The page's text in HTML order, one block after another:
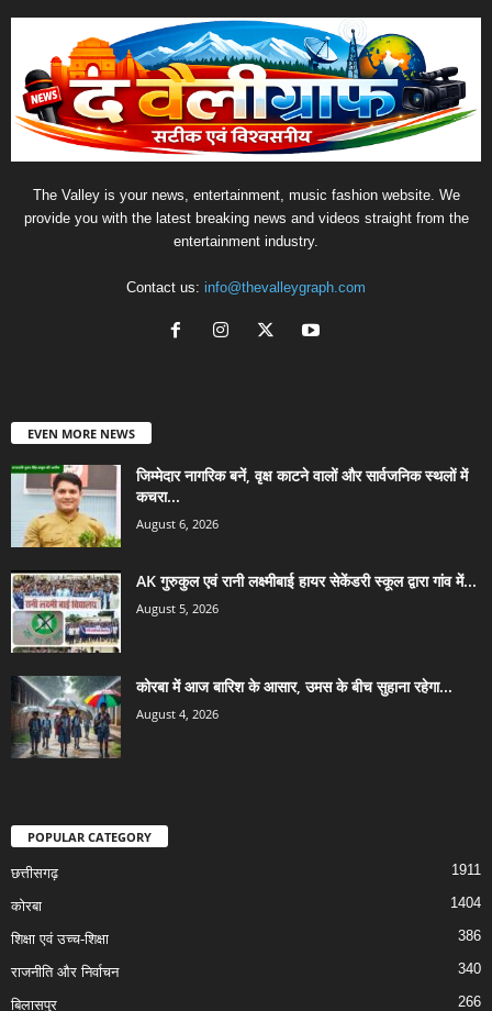
The Valley is your news, entertainment, music fashion website. We
provide you with the latest breaking news and videos straight from the
entertainment industry.
Contact us: info@thevalleygraph.com
EVEN MORE NEWS
जिम्मेदार नागरिक बनें, वृक्ष काटने वालों और सार्वजनिक स्थलों में
कचरा...
August 6, 2026
AK गुरुकुल एवं रानी लक्ष्मीबाई हायर सेकेंडरी स्कूल द्वारा गांव में...
August 5, 2026
कोरबा में आज बारिश के आसार, उमस के बीच सुहाना रहेगा...
August 4, 2026
POPULAR CATEGORY
छत्तीसगढ़ 1911
कोरबा 1404
शिक्षा एवं उच्च-शिक्षा 386
राजनीति और निर्वाचन 340
बिलासपुर 266